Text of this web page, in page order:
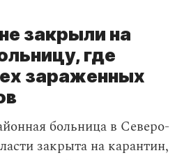
закрыли на
где
зараженных
больница в Северо-
закрыта на карантин,